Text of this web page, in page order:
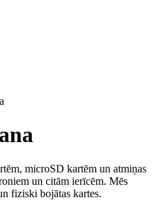
microSD kartēm un atmiņas
un citām ierīcēm. Mēs
fiziski bojātas kartes.